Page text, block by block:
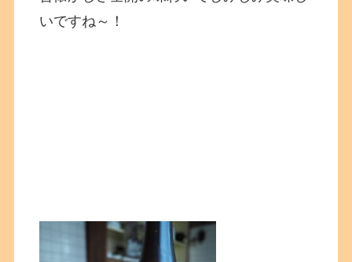
いですね～！